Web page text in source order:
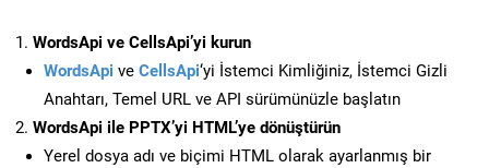
WordsApi ve CellsApi’yi kurun
WordsApi ve CellsApi‘yi İstemci Kimliğiniz, İstemci Gizli
Anahtarı, Temel URL ve API sürümünüzle başlatın
WordsApi ile PPTX’yi HTML’ye dönüştürün
Yerel dosya adı ve biçimi HTML olarak ayarlanmış bir